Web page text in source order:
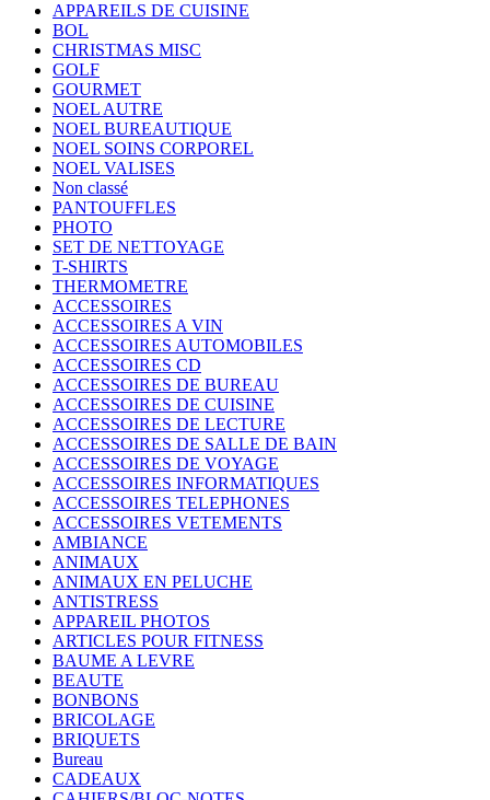
APPAREILS DE CUISINE
BOL
CHRISTMAS MISC
GOLF
GOURMET
NOEL AUTRE
NOEL BUREAUTIQUE
NOEL SOINS CORPOREL
NOEL VALISES
Non classé
PANTOUFFLES
PHOTO
SET DE NETTOYAGE
T-SHIRTS
THERMOMETRE
ACCESSOIRES
ACCESSOIRES A VIN
ACCESSOIRES AUTOMOBILES
ACCESSOIRES CD
ACCESSOIRES DE BUREAU
ACCESSOIRES DE CUISINE
ACCESSOIRES DE LECTURE
ACCESSOIRES DE SALLE DE BAIN
ACCESSOIRES DE VOYAGE
ACCESSOIRES INFORMATIQUES
ACCESSOIRES TELEPHONES
ACCESSOIRES VETEMENTS
AMBIANCE
ANIMAUX
ANIMAUX EN PELUCHE
ANTISTRESS
APPAREIL PHOTOS
ARTICLES POUR FITNESS
BAUME A LEVRE
BEAUTE
BONBONS
BRICOLAGE
BRIQUETS
Bureau
CADEAUX